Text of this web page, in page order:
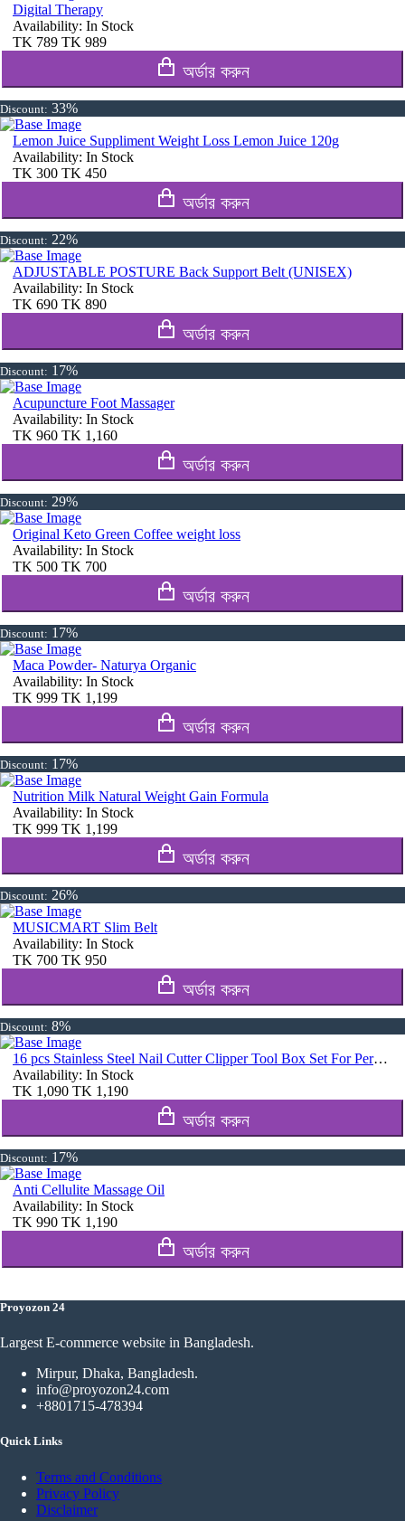
Digital Therapy
Availability: In Stock
TK 789 TK 989
অর্ডার করুন
Discount: 33%
Lemon Juice Suppliment Weight Loss Lemon Juice 120g
Availability: In Stock
TK 300 TK 450
অর্ডার করুন
Discount: 22%
ADJUSTABLE POSTURE Back Support Belt (UNISEX)
Availability: In Stock
TK 690 TK 890
অর্ডার করুন
Discount: 17%
Acupuncture Foot Massager
Availability: In Stock
TK 960 TK 1,160
অর্ডার করুন
Discount: 29%
Original Keto Green Coffee weight loss
Availability: In Stock
TK 500 TK 700
অর্ডার করুন
Discount: 17%
Maca Powder- Naturya Organic
Availability: In Stock
TK 999 TK 1,199
অর্ডার করুন
Discount: 17%
Nutrition Milk Natural Weight Gain Formula
Availability: In Stock
TK 999 TK 1,199
অর্ডার করুন
Discount: 26%
MUSICMART Slim Belt
Availability: In Stock
TK 700 TK 950
অর্ডার করুন
Discount: 8%
16 pcs Stainless Steel Nail Cutter Clipper Tool Box Set For Personal Care Manicure Set
Availability: In Stock
TK 1,090 TK 1,190
অর্ডার করুন
Discount: 17%
Anti Cellulite Massage Oil
Availability: In Stock
TK 990 TK 1,190
অর্ডার করুন
Proyozon 24
Largest E-commerce website in Bangladesh.
Mirpur, Dhaka, Bangladesh.
info@proyozon24.com
+8801715-478394
Quick Links
Terms and Conditions
Privacy Policy
Disclaimer